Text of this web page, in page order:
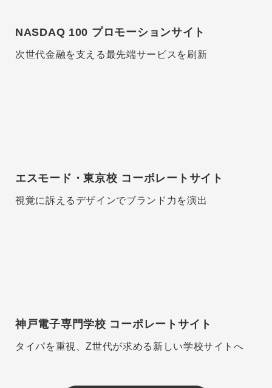
NASDAQ 100 プロモーションサイト
次世代金融を支える最先端サービスを刷新
エスモード・東京校 コーポレートサイト
視覚に訴えるデザインでブランド力を演出
神戸電子専門学校 コーポレートサイト
タイパを重視、Z世代が求める新しい学校サイトへ